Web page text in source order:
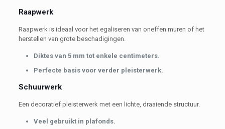
Raapwerk
Raapwerk is ideaal voor het egaliseren van oneffen muren of het
herstellen van grote beschadigingen.
Diktes van 5 mm tot enkele centimeters.
Perfecte basis voor verder pleisterwerk.
Schuurwerk
Een decoratief pleisterwerk met een lichte, draaiende structuur.
Veel gebruikt in plafonds.